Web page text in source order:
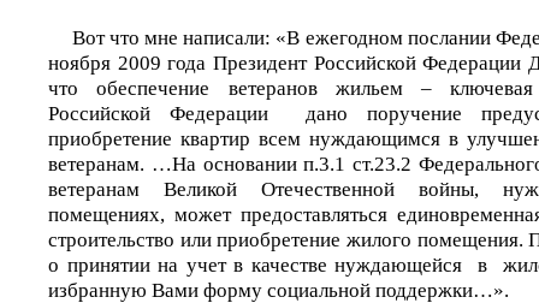
Вот что мне написали: «В ежегодном послании
ноября 2009 года Президент Российской
что обеспечение ветеранов жильем –
Российской Федерации дано поручение
приобретение квартир всем нуждающимся в
ветеранам. …На основании п.3.1 ст.23.2
ветеранам Великой Отечественной войны,
помещениях, может предоставляться
строительство или приобретение жилого помещения.
о принятии на учет в качестве нуждающейся в
избранную Вами форму социальной поддержки…».